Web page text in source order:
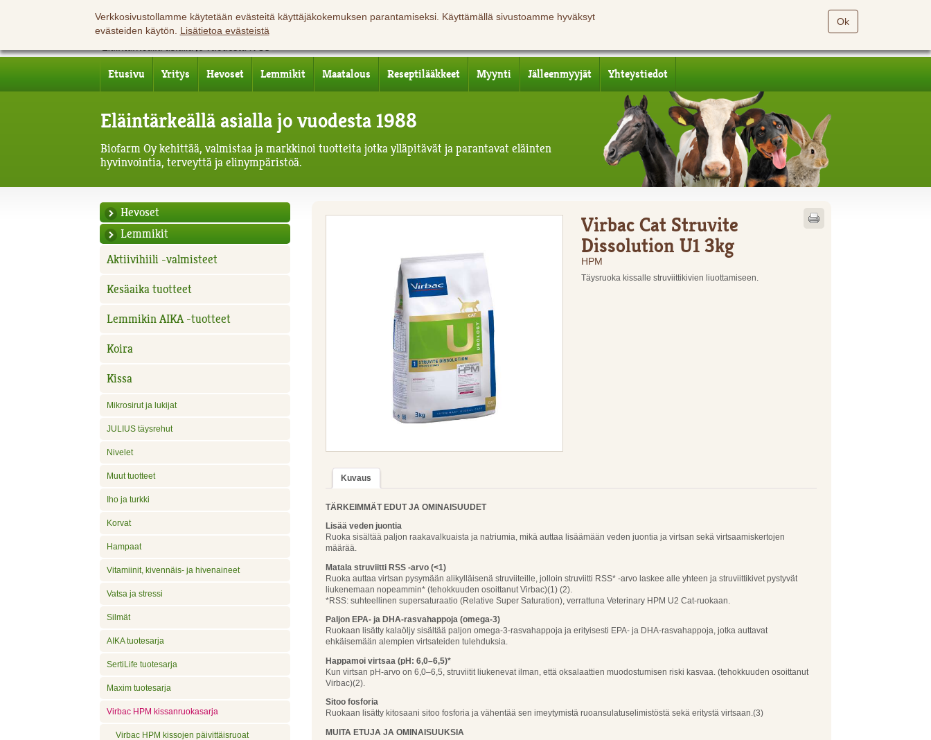
Verkkosivustollamme käytetään evästeitä käyttäjäkokemuksen parantamiseksi. Käyttämällä sivustoamme hyväksyt
evästeiden käytön. Lisätietoa evästeistä
Ok
Etusivu Yritys Hevoset Lemmikit Maatalous Reseptilääkkeet Myynti Jälleenmyyjät Yhteystiedot
Eläintärkeällä asialla jo vuodesta 1988
Biofarm Oy kehittää, valmistaa ja markkinoi tuotteita jotka ylläpitävät ja parantavat eläinten
hyvinvointia, terveyttä ja elinympäristöä.
Hevoset
Lemmikit
Aktiivihiili -valmisteet
Kesäaika tuotteet
Lemmikin AIKA -tuotteet
Koira
Kissa
Mikrosirut ja lukijat
JULIUS täysrehut
Nivelet
Muut tuotteet
Iho ja turkki
Korvat
Hampaat
Vitamiinit, kivennäis- ja hivenaineet
Vatsa ja stressi
Silmät
AIKA tuotesarja
SertiLife tuotesarja
Maxim tuotesarja
Virbac HPM kissanruokasarja
Virbac HPM kissojen päivittäisruoat
Virbac Cat Struvite
Dissolution U1 3kg
HPM
Täysruoka kissalle struviittikivien liuottamiseen.
Kuvaus
TÄRKEIMMÄT EDUT JA OMINAISUUDET
Lisää veden juontia
Ruoka sisältää paljon raakavalkuaista ja natriumia, mikä auttaa lisäämään veden juontia ja virtsan sekä virtsaamiskertojen
määrää.
Matala struviitti RSS -arvo (<1)
Ruoka auttaa virtsan pysymään alikylläisenä struviiteille, jolloin struviitti RSS* -arvo laskee alle yhteen ja struviittikivet pystyvät
liukenemaan nopeammin* (tehokkuuden osoittanut Virbac)(1) (2).
*RSS: suhteellinen supersaturaatio (Relative Super Saturation), verrattuna Veterinary HPM U2 Cat-ruokaan.
Paljon EPA- ja DHA-rasvahappoja (omega-3)
Ruokaan lisätty kalaöljy sisältää paljon omega-3-rasvahappoja ja erityisesti EPA- ja DHA-rasvahappoja, jotka auttavat
ehkäisemään alempien virtsateiden tulehduksia.
Happamoi virtsaa (pH: 6,0–6,5)*
Kun virtsan pH-arvo on 6,0–6,5, struviitit liukenevat ilman, että oksalaattien muodostumisen riski kasvaa. (tehokkuuden osoittanut
Virbac)(2).
Sitoo fosforia
Ruokaan lisätty kitosaani sitoo fosforia ja vähentää sen imeytymistä ruoansulatuselimistöstä sekä eritystä virtsaan.(3)
MUITA ETUJA JA OMINAISUUKSIA